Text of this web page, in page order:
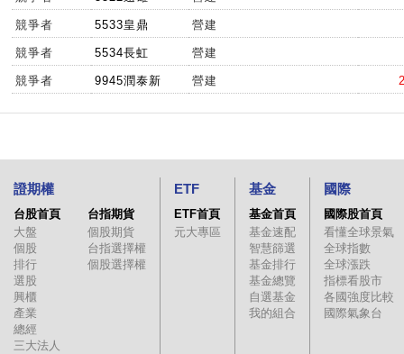
競爭者 5533皇鼎 營建
競爭者 5534長虹 營建
競爭者 9945潤泰新 營建
證期權
台股首頁
大盤
個股
排行
選股
興櫃
產業
總經
三大法人
台指期貨
個股期貨
台指選擇權
個股選擇權
ETF
ETF首頁
元大專區
基金
基金首頁
基金速配
智慧篩選
基金排行
基金總覽
自選基金
我的組合
國際
國際股首頁
看懂全球景氣
全球指數
全球漲跌
指標看股市
各國強度比較
國際氣象台